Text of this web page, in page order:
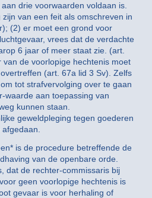
drie voorwaarden voldaan is.
van een feit als omschreven in
(2) er moet een grond voor
vrees dat de verdachte
6 jaar of meer staat zie. (art.
de voorlopige hechtenis moet
(art. 67a lid 3 Sv). Zelfs
tot strafvervolging over te gaan
waarde aan toepassing van
kunnen staan.
geweldpleging tegen goederen
is de procedure betreffende de
van de openbare orde.
dat de rechter-commissaris bij
geen voorlopige hechtenis is
gevaar is voor herhaling of